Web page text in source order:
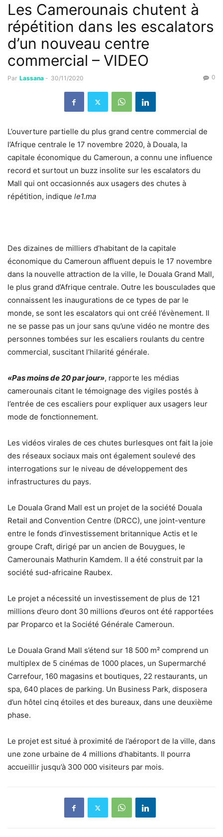
Les Camerounais chutent à
répétition dans les escalators
d’un nouveau centre
commercial – VIDEO
Par Lassana - 30/11/2020 0
L’ouverture partielle du plus grand centre commercial de
l’Afrique centrale le 17 novembre 2020, à Douala, la
capitale économique du Cameroun, a connu une influence
record et surtout un buzz insolite sur les escalators du
Mall qui ont occasionnés aux usagers des chutes à
répétition, indique le1.ma
Des dizaines de milliers d’habitant de la capitale
économique du Cameroun affluent depuis le 17 novembre
dans la nouvelle attraction de la ville, le Douala Grand Mall,
le plus grand d’Afrique centrale. Outre les bousculades que
connaissent les inaugurations de ce types de par le
monde, se sont les escalators qui ont créé l’évènement. Il
ne se passe pas un jour sans qu’une vidéo ne montre des
personnes tombées sur les escaliers roulants du centre
commercial, suscitant l’hilarité générale.
«Pas moins de 20 par jour», rapporte les médias
camerounais citant le témoignage des vigiles postés à
l’entrée de ces escaliers pour expliquer aux usagers leur
mode de fonctionnement.
Les vidéos virales de ces chutes burlesques ont fait la joie
des réseaux sociaux mais ont également soulevé des
interrogations sur le niveau de développement des
infrastructures du pays.
Le Douala Grand Mall est un projet de la société Douala
Retail and Convention Centre (DRCC), une joint-venture
entre le fonds d’investissement britannique Actis et le
groupe Craft, dirigé par un ancien de Bouygues, le
Camerounais Mathurin Kamdem. Il a été construit par la
société sud-africaine Raubex.
Le projet a nécessité un investissement de plus de 121
millions d’euro dont 30 millions d’euros ont été rapportées
par Proparco et la Société Générale Cameroun.
Le Douala Grand Mall s’étend sur 18 500 m² comprend un
multiplex de 5 cinémas de 1000 places, un Supermarché
Carrefour, 160 magasins et boutiques, 22 restaurants, un
spa, 640 places de parking. Un Business Park, disposera
d’un hôtel cinq étoiles et des bureaux, dans une deuxième
phase.
Le projet est situé à proximité de l’aéroport de la ville, dans
une zone urbaine de 4 millions d’habitants. Il pourra
accueillir jusqu’à 300 000 visiteurs par mois.